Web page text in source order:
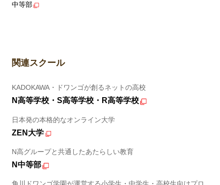
中等部
関連スクール
KADOKAWA・ドワンゴが創るネットの高校
N高等学校・S高等学校・R高等学校
日本発の本格的なオンライン大学
ZEN大学
N高グループと共通したあたらしい教育
N中等部